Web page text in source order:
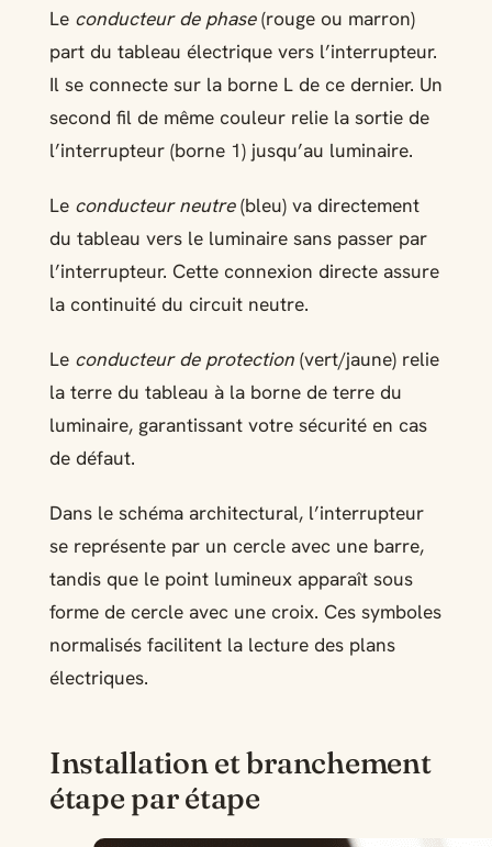
Le conducteur de phase(rouge ou marron)
part du tableau électrique vers l’interrupteur.
Il se connecte sur la borne L de ce dernier. Un
second fil de même couleur relie la sortie de
l’interrupteur (borne 1) jusqu’au luminaire.
Le conducteur neutre(bleu) va directement
du tableau vers le luminaire sans passer par
l’interrupteur. Cette connexion directe assure
la continuité du circuit neutre.
Le conducteur de protection(vert/jaune) relie
la terre du tableau à la borne de terre du
luminaire, garantissant votre sécurité en cas
de défaut.
Dans le schéma architectural, l’interrupteur
se représente par un cercle avec une barre,
tandis que le point lumineux apparaît sous
forme de cercle avec une croix. Ces symboles
normalisés facilitent la lecture des plans
électriques.
Installation et branchement
étape par étape